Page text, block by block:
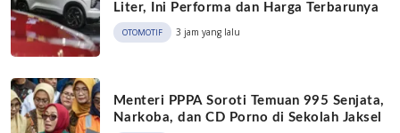
Liter, Ini Performa dan Harga Terbarunya
OTOMOTIF 3 jam yang lalu
Menteri PPPA Soroti Temuan 995 Senjata,
Narkoba, dan CD Porno di Sekolah Jaksel